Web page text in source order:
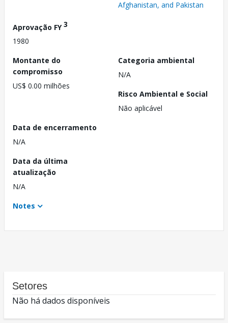
Afghanistan, and Pakistan
Aprovação FY3
1980
Montante do
compromisso
US$ 0.00 milhões
Categoria ambiental
N/A
Risco Ambiental e Social
Não aplicável
Data de encerramento
N/A
Data da última
atualização
N/A
Notes
Setores
Não há dados disponíveis